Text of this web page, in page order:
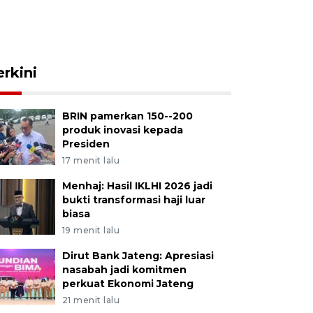
BRIN pamerkan 150--200
produk inovasi kepada
Presiden
17 menit lalu
Menhaj: Hasil IKLHI 2026 jadi
bukti transformasi haji luar
biasa
19 menit lalu
Dirut Bank Jateng: Apresiasi
nasabah jadi komitmen
perkuat Ekonomi Jateng
21 menit lalu